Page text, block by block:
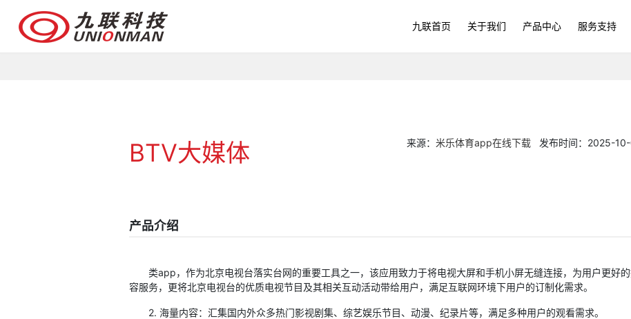
九联首页 关于我们 产品中心 服务支持
BTV大媒体 来源： 米乐体育app在线下载发布时间：2025-10-
产品介绍
类app，作为北京电视台落实台网的重要工具之一，该应用致力于将电视大屏和手机小屏无缝连接，为用户更好
容服务，更将北京电视台的优质电视节目及其相关互动活动带给用户，满足互联网环境下用户的订制化需求。
2. 海量内容：汇集国内外众多热门影视剧集、综艺娱乐节目、动漫、纪录片等，满足多种用户的观看需求。